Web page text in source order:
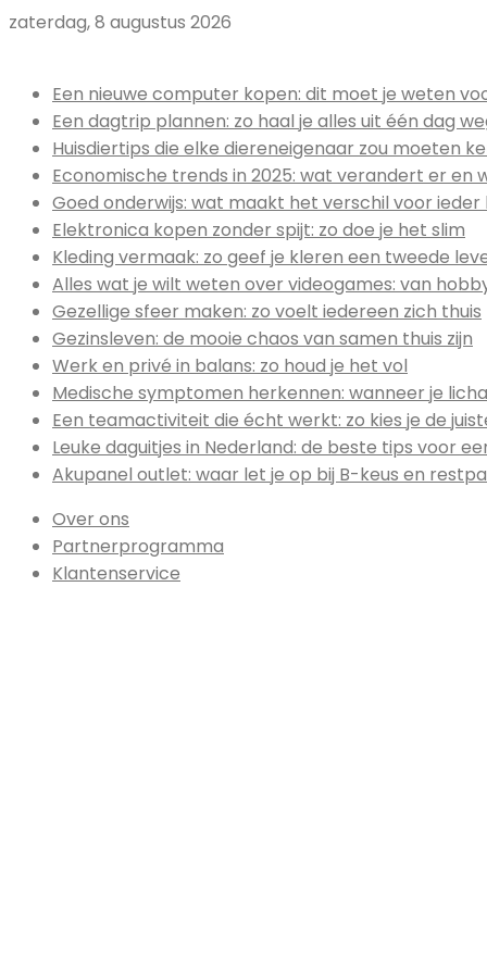
zaterdag, 8 augustus 2026
Een nieuwe computer kopen: dit moet je weten
Een dagtrip plannen: zo haal je alles uit één dag
Huisdiertips die elke diereneigenaar zou moeten
Economische trends in 2025: wat verandert er en
Goed onderwijs: wat maakt het verschil voor ieder
Elektronica kopen zonder spijt: zo doe je het slim
Kleding vermaak: zo geef je kleren een tweede
Alles wat je wilt weten over videogames: van
Gezellige sfeer maken: zo voelt iedereen zich thuis
Gezinsleven: de mooie chaos van samen thuis zijn
Werk en privé in balans: zo houd je het vol
Medische symptomen herkennen: wanneer je
Een teamactiviteit die écht werkt: zo kies je de
Leuke daguitjes in Nederland: de beste tips voor
Akupanel outlet: waar let je op bij B-keus en
Over ons
Partnerprogramma
Klantenservice